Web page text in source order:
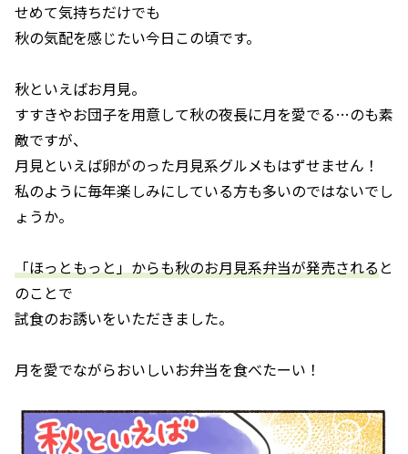
せめて気持ちだけでも
秋の気配を感じたい今日この頃です。
秋といえばお月見。
すすきやお団子を用意して秋の夜長に月を愛でる…のも素
敵ですが、
月見といえば卵がのった月見系グルメもはずせません！
私のように毎年楽しみにしている方も多いのではないでし
ょうか。
「ほっともっと」からも秋のお月見系弁当が発売されると
のことで
試食のお誘いをいただきました。
月を愛でながらおいしいお弁当を食べたーい！